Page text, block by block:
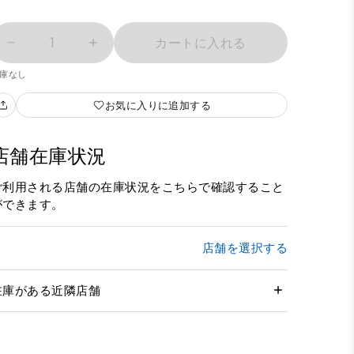
1 カートに入れる
なし
お気に入りに追加する
舗在庫状況
利用される店舗の在庫状況をこちらで確認すること
きます。
店舗を選択する
庫がある近隣店舗